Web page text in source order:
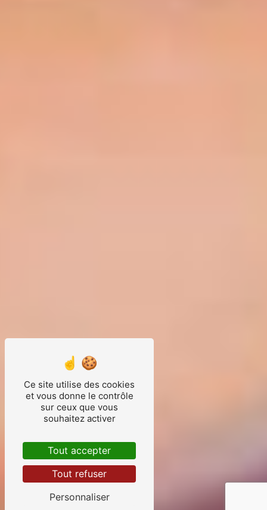
Ce site utilise des cookies
et vous donne le contrôle
sur ceux que vous
souhaitez activer
Tout accepter
Tout refuser
Personnaliser